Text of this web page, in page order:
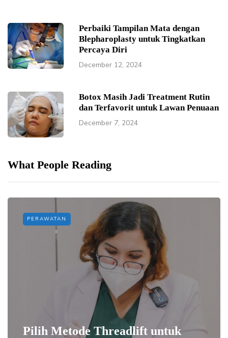
Perbaiki Tampilan Mata dengan
Blepharoplasty untuk Tingkatkan
Percaya Diri
December 12, 2024
Botox Masih Jadi Treatment Rutin
dan Terfavorit untuk Lawan Penuaan
December 7, 2024
What People Reading
PERAWATAN
Pilih Metode Threadlift untuk